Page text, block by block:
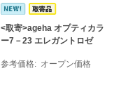
<取寄>ageha オプティカラ
ー7－23 エレガントロゼ
参考価格 オープン価格